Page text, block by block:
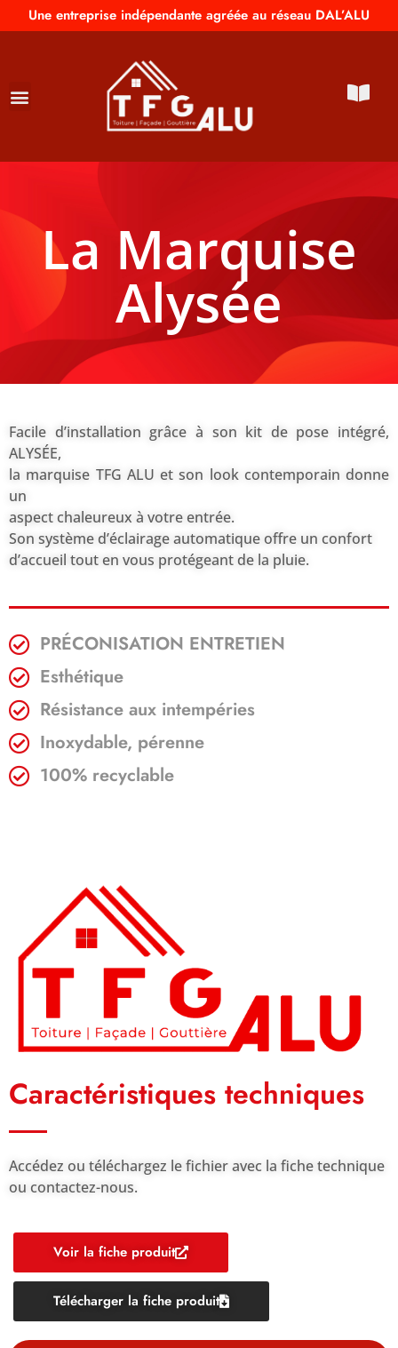
Une entreprise indépendante agréée au réseau DAL’ALU
La Marquise
Alysée
Facile d’installation grâce à son kit de pose intégré,
ALYSÉE,
la marquise TFG ALU et son look contemporain donne
un
aspect chaleureux à votre entrée.
Son système d’éclairage automatique offre un confort
d’accueil tout en vous protégeant de la pluie.
PRÉCONISATION ENTRETIEN
Esthétique
Résistance aux intempéries
Inoxydable, pérenne
100% recyclable
Caractéristiques techniques
Accédez ou téléchargez le fichier avec la fiche technique
ou contactez-nous.
Voir la fiche produit
Télécharger la fiche produit